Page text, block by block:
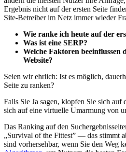
Ergebnis nicht auf der ersten Seite
Site-Betreiber im Netz immer wieder
Wie ranke ich heute auf der
Was ist eine SERP?
Welche Faktoren beeinflussen
Website?
Seien wir ehrlich: Ist es möglich,
Seite zu ranken?
Falls Sie Ja sagen, klopfen Sie sich auf
sich auf eine virtuelle Umarmung von
Das Ranking auf den
„Survival of the Fittest” — das stimmt
sind vorhersehbar, wenn Sie den Weg